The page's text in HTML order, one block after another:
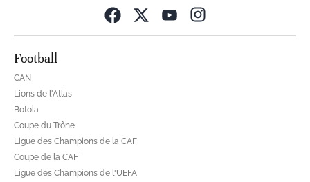
Football
CAN
Lions de l'Atlas
Botola
Coupe du Trône
Ligue des Champions de la CAF
Coupe de la CAF
Ligue des Champions de l'UEFA